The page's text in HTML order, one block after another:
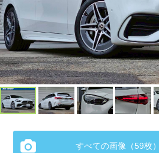
すべての画像（59枚